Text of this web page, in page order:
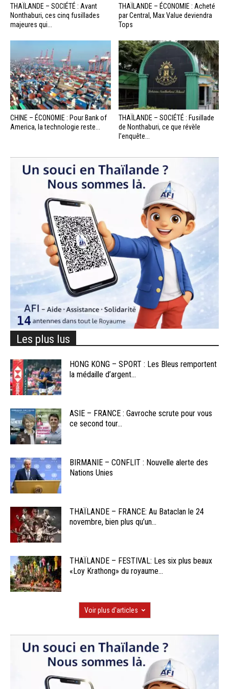
THAÏLANDE – SOCIÉTÉ : Avant
Nonthaburi, ces cinq fusillades
majeures qui...
THAÏLANDE – ÉCONOMIE : Acheté
par Central, Max Value deviendra
Tops
CHINE – ÉCONOMIE : Pour Bank of
America, la technologie reste...
THAÏLANDE – SOCIÉTÉ : Fusillade
de Nonthaburi, ce que révèle
l’enquête...
Les plus lus
HONG KONG – SPORT : Les Bleus remportent
la médaille d’argent...
ASIE – FRANCE : Gavroche scrute pour vous
ce second tour...
BIRMANIE – CONFLIT : Nouvelle alerte des
Nations Unies
THAÏLANDE – FRANCE: Au Bataclan le 24
novembre, bien plus qu’un...
THAÏLANDE – FESTIVAL: Les six plus beaux
«Loy Krathong» du royaume...
Voir plus d'articles